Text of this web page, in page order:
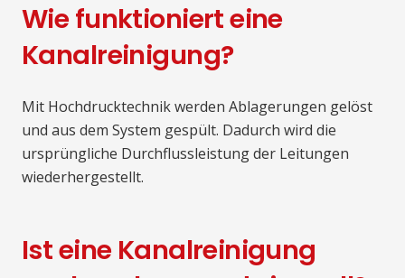
Wie funktioniert eine
Kanalreinigung?
Mit Hochdrucktechnik werden Ablagerungen gelöst
und aus dem System gespült. Dadurch wird die
ursprüngliche Durchflussleistung der Leitungen
wiederhergestellt.
Ist eine Kanalreinigung